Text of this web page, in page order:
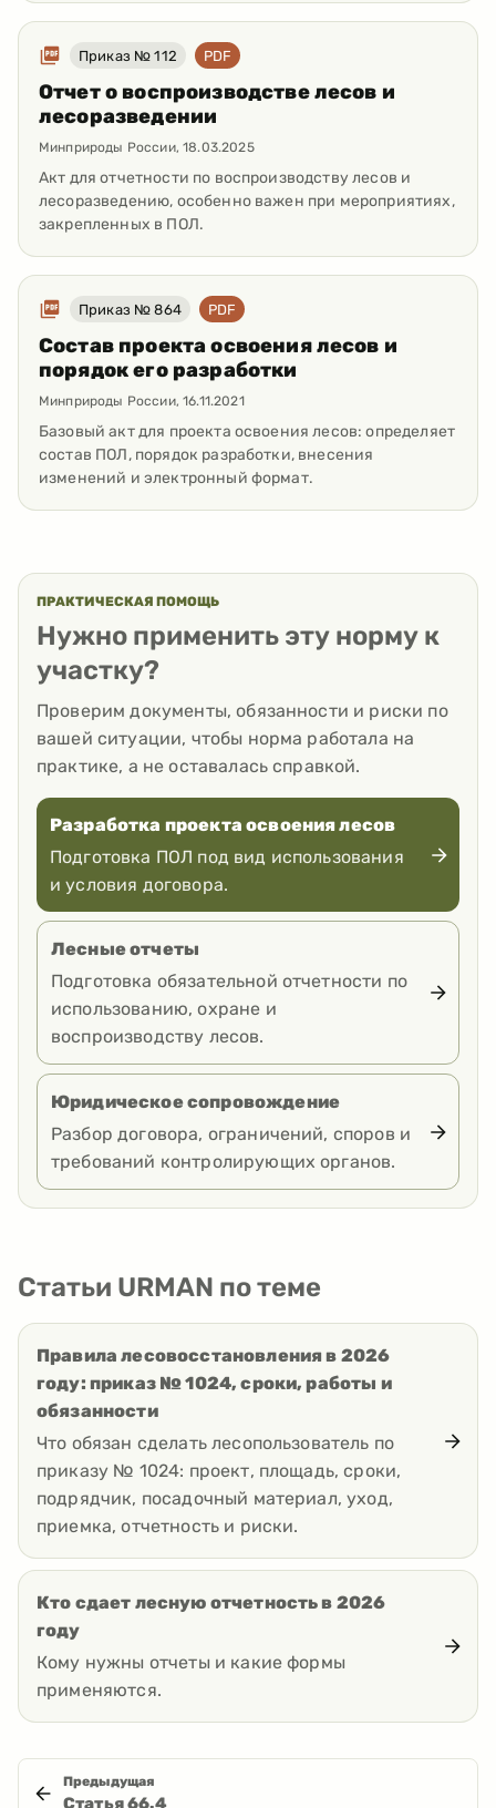
Приказ № 112 PDF
Отчет о воспроизводстве лесов и
лесоразведении
Минприроды России,18.03.2025
Акт для отчетности по воспроизводству лесов и
лесоразведению, особенно важен при мероприятиях,
закрепленных в ПОЛ.
Приказ № 864 PDF
Состав проекта освоения лесов и
порядок его разработки
Минприроды России,16.11.2021
Базовый акт для проекта освоения лесов: определяет
состав ПОЛ, порядок разработки, внесения
изменений и электронный формат.
ПРАКТИЧЕСКАЯ ПОМОЩЬ
Нужно применить эту норму к
участку?
Проверим документы, обязанности и риски по
вашей ситуации, чтобы норма работала на
практике, а не оставалась справкой.
Разработка проекта освоения лесов
Подготовка ПОЛ под вид использования
и условия договора.
Лесные отчеты
Подготовка обязательной отчетности по
использованию, охране и
воспроизводству лесов.
Юридическое сопровождение
Разбор договора, ограничений, споров и
требований контролирующих органов.
Статьи URMAN по теме
Правила лесовосстановления в 2026
году: приказ № 1024, сроки, работы и
обязанности
Что обязан сделать лесопользователь по
приказу № 1024: проект, площадь, сроки,
подрядчик, посадочный материал, уход,
приемка, отчетность и риски.
Кто сдает лесную отчетность в 2026
году
Кому нужны отчеты и какие формы
применяются.
Предыдущая
Статья66.4